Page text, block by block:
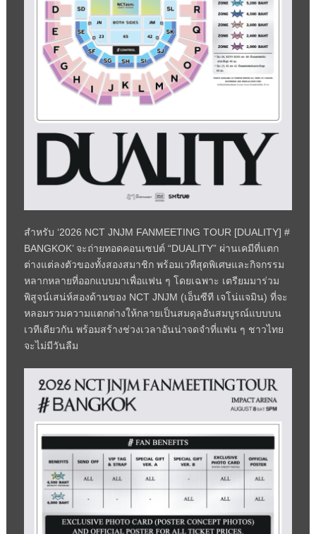
สำหรับ ‘2026 NCT JNJM FANMEETING TOUR [DUALITY] #
BANGKOK’ จะถ่ายทอดคอนเซปต์ “DUALITY” ผ่านเคมีที่แตก
ต่างแต่ลงตัวของทั้งสองสมาชิก พร้อมเวทีสุดพิเศษและกิจกรรม
หลากหลายที่ออกแบบมาเพื่อแฟน ๆ โดยเฉพาะ เตรียมมาร่วม
พิสูจน์เสน่ห์สองด้านของ NCT JNJM (เอ็นซีที เจโน่แจมิน) ที่จะ
หลอมรวมความแตกต่างให้กลายเป็นสมดุลอันสมบูรณ์แบบบน
เวทีเดียวกัน พร้อมสร้างช่วงเวลาอันน่าจดจำที่แฟน ๆ ชาวไทย
จะไม่มีวันลืม